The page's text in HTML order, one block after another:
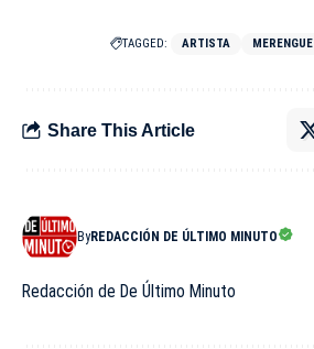
TAGGED: ARTISTA MERENGUE
Share This Article
ByREDACCIÓN DE ÚLTIMO MINUTO
Redacción de De Último Minuto